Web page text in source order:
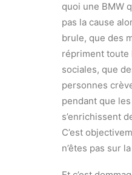
quoi une BMW
pas la cause
brule, que des
répriment toute
sociales, que
personnes
pendant que
s’enrichissent
C’est
n’êtes pas sur